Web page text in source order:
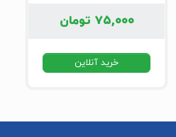
۷۵,۰۰۰ تومان
خرید آنلاین